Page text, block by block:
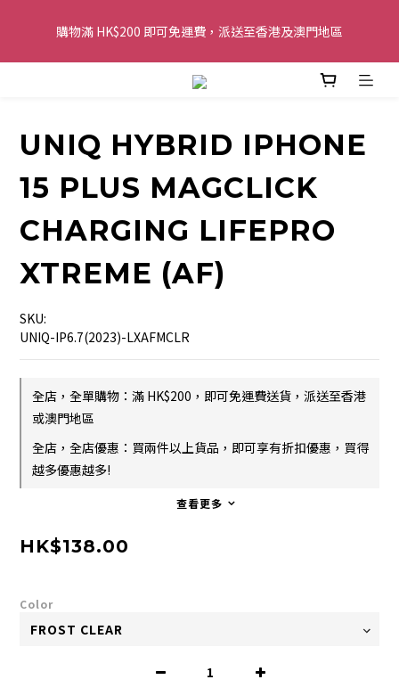
購物滿 HK$200 即可免運費，派送至香港及澳門地區
購物滿 HK$200 即可免運費，派送至香港及澳門地區
全單金額：每滿 HK$250，以轉數快或八達通方式付款，額外再減
歡迎 WhatsApp 6123 6918 查詢或電郵到
購物滿 HK$200 即可免運費，派送至香港及澳門地區
UNIQ HYBRID IPHONE
15 PLUS MAGCLICK
CHARGING LIFEPRO
XTREME (AF)
SKU:
UNIQ-IP6.7(2023)-LXAFMCLR
全店，全單購物：滿 HK$200，即可免運費送貨，派送至香港
或澳門地區
全店，全店優惠：買兩件以上貨品，即可享有折扣優惠，買得
越多優惠越多!
查看更多
HK$138.00
Color